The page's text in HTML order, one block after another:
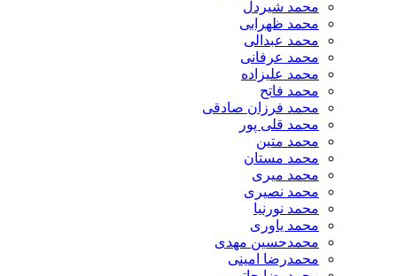
​محمد شیردل
محمد ظهرابی
محمد عبدالی
محمد عرفانی
محمد علیزاده
محمد فاتح
محمد فرزان صادقی
محمد قلی پور
محمد متین
محمد مستان
محمد میری
محمد نصیری
محمد نورنیا
محمد یاوری
محمدحسین مهدی
محمدرضا امینی